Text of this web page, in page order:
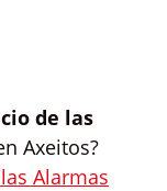
de las
Axeitos?
Alarmas